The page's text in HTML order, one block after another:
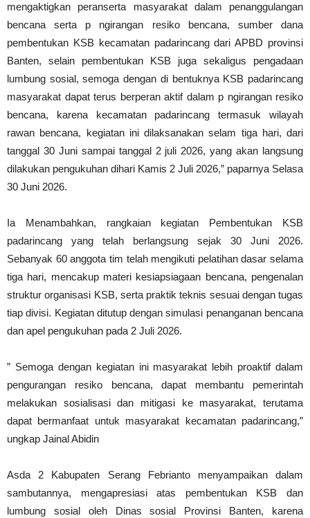
mengaktigkan peranserta masyarakat dalam penanggulangan
bencana serta p ngirangan resiko bencana, sumber dana
pembentukan KSB kecamatan padarincang dari APBD provinsi
Banten, selain pembentukan KSB juga sekaligus pengadaan
lumbung sosial, semoga dengan di bentuknya KSB padarincang
masyarakat dapat terus berperan aktif dalam p ngirangan resiko
bencana, karena kecamatan padarincang termasuk wilayah
rawan bencana, kegiatan ini dilaksanakan selam tiga hari, dari
tanggal 30 Juni sampai tanggal 2 juli 2026, yang akan langsung
dilakukan pengukuhan dihari Kamis 2 Juli 2026,” paparnya Selasa
30 Juni 2026.
Ia Menambahkan, rangkaian kegiatan Pembentukan KSB
padarincang yang telah berlangsung sejak 30 Juni 2026.
Sebanyak 60 anggota tim telah mengikuti pelatihan dasar selama
tiga hari, mencakup materi kesiapsiagaan bencana, pengenalan
struktur organisasi KSB, serta praktik teknis sesuai dengan tugas
tiap divisi. Kegiatan ditutup dengan simulasi penanganan bencana
dan apel pengukuhan pada 2 Juli 2026.
” Semoga dengan kegiatan ini masyarakat lebih proaktif dalam
pengurangan resiko bencana, dapat membantu pemerintah
melakukan sosialisasi dan mitigasi ke masyarakat, terutama
dapat bermanfaat untuk masyarakat kecamatan padarincang,”
ungkap Jainal Abidin
Asda 2 Kabupaten Serang Febrianto menyampaikan dalam
sambutannya, mengapresiasi atas pembentukan KSB dan
lumbung sosial oleh Dinas sosial Provinsi Banten, karena